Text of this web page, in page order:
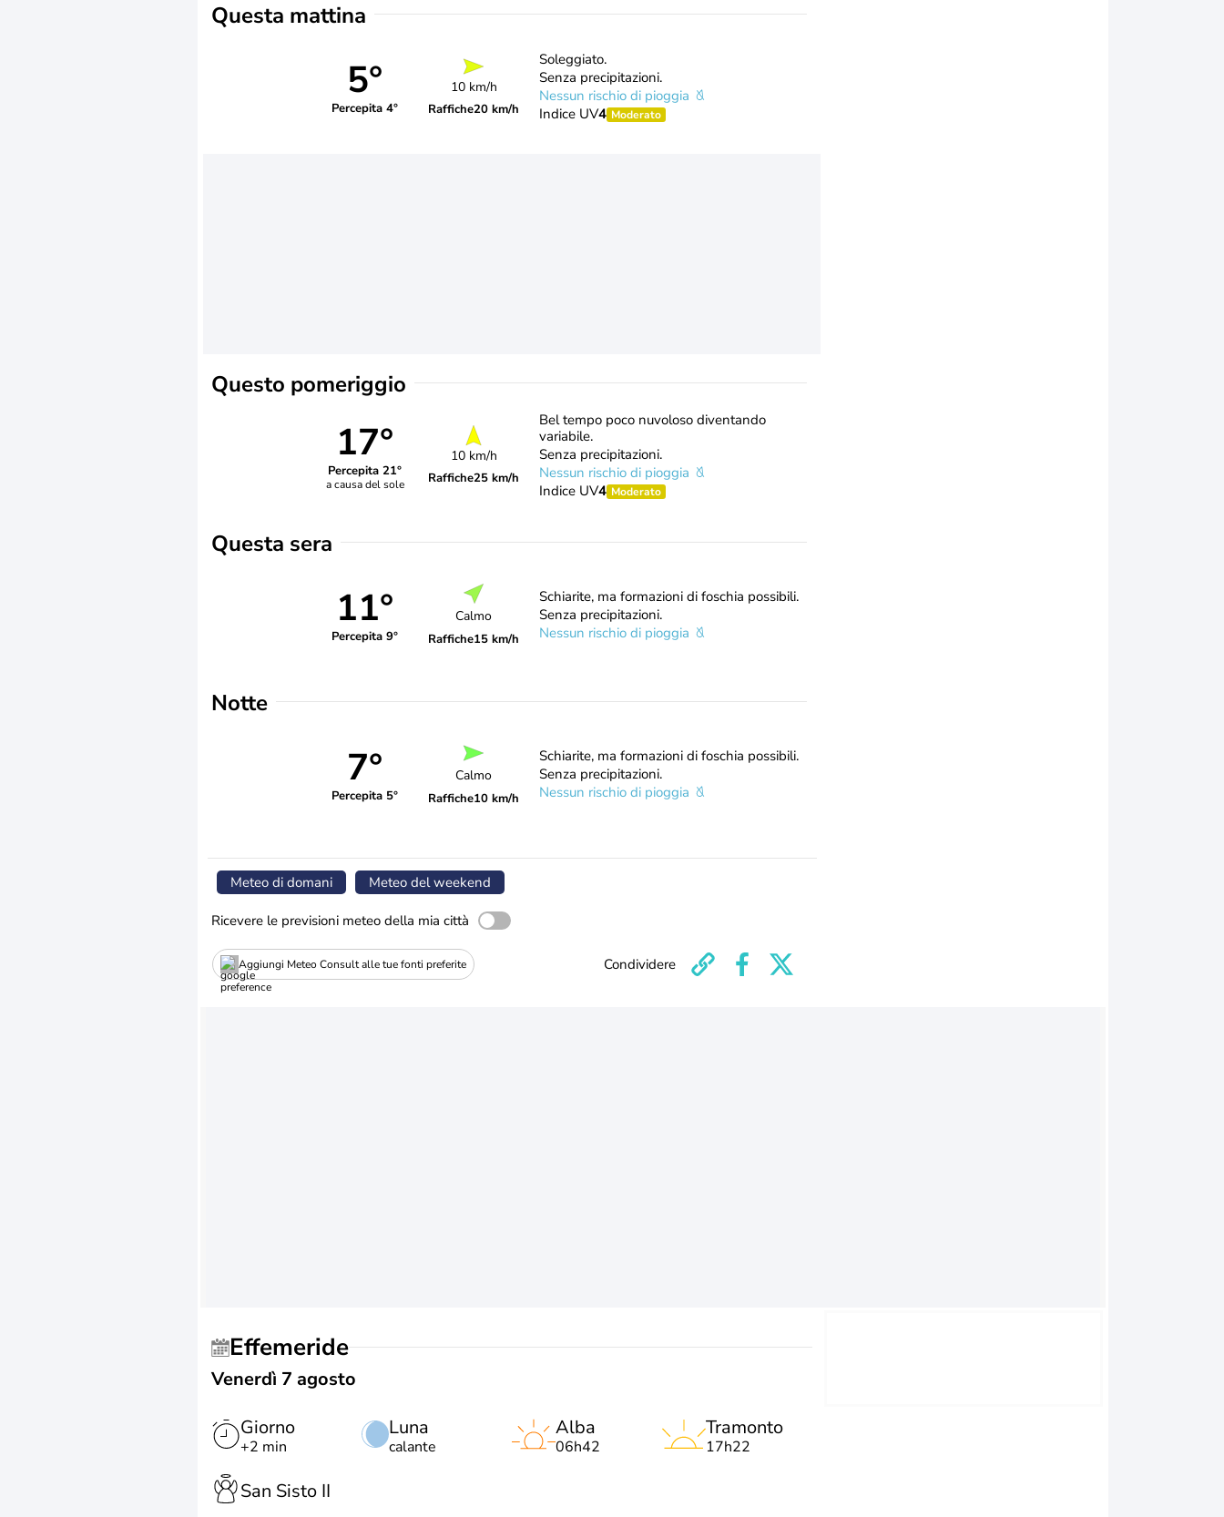
Questa mattina
5°
Percepita 4°
10 km/h
Raffiche20 km/h
Soleggiato.
Senza precipitazioni.
Nessun rischio di pioggia
Indice UV4 Moderato
Questo pomeriggio
17°
Percepita 21°
a causa del sole
10 km/h
Raffiche25 km/h
Bel tempo poco nuvoloso diventando
variabile.
Senza precipitazioni.
Nessun rischio di pioggia
Indice UV4 Moderato
Questa sera
11°
Percepita 9°
Calmo
Raffiche15 km/h
Schiarite, ma formazioni di foschia possibili.
Senza precipitazioni.
Nessun rischio di pioggia
Notte
7°
Percepita 5°
Calmo
Raffiche10 km/h
Schiarite, ma formazioni di foschia possibili.
Senza precipitazioni.
Nessun rischio di pioggia
Meteo di domani Meteo del weekend
Ricevere le previsioni meteo della mia città
Aggiungi Meteo Consult alle tue fonti preferite Condividere
Effemeride
Venerdì 7 agosto
Giorno
+2 min
Luna
calante
Alba
06h42
Tramonto
17h22
San Sisto II